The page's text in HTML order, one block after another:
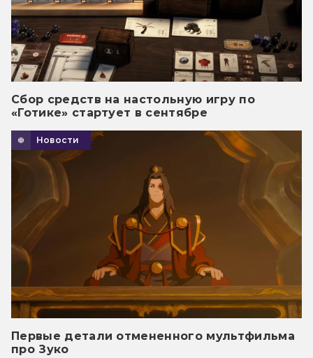
Сбор средств на настольную игру по
«Готике» стартует в сентябре
Новости
Первые детали отмененного мультфильма
про Зуко